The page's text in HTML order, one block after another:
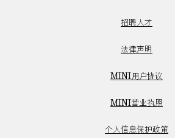
招聘人才
法律声明
MINI用户协议
MINI营业执照
个人信息保护政策